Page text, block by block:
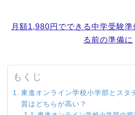
月額1,980円でできる中学受験
る前の準備に
もくじ
東進オンライン学校小学部とスタ
質はどちらが高い？